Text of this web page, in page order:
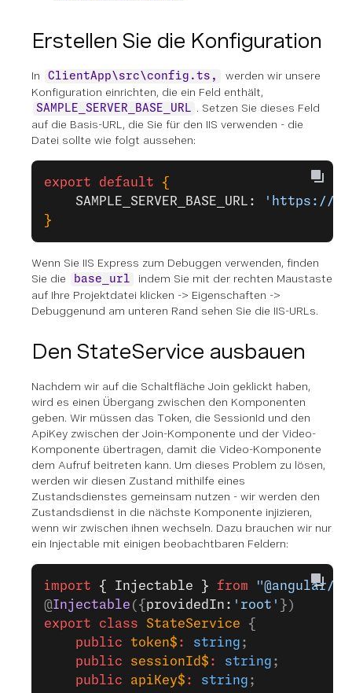
Erstellen Sie die Konfiguration
In ClientApp\src\config.ts,
werden wir unsere
Konfiguration einrichten, die ein Feld enthält,
SAMPLE_SERVER_BASE_URL . Setzen Sie dieses Feld
auf die Basis-URL, die Sie für den IIS verwenden - die
Datei sollte wie folgt aussehen:
export default {
    SAMPLE_SERVER_BASE_URL:
'https://
}
Wenn Sie IIS Express zum Debuggen verwenden, finden
Sie die
base_url
indem Sie mit der rechten Maustaste
auf Ihre Projektdatei klicken -> Eigenschaften ->
Debuggenund am unteren Rand sehen Sie die IIS-URLs.
Den StateService ausbauen
Nachdem wir auf die Schaltfläche Join geklickt haben,
wird es einen Übergang zwischen den Komponenten
geben. Wir müssen das Token, die SessionId und den
ApiKey zwischen der Join-Komponente und der Video-
Komponente übertragen, damit die Video-Komponente
dem Aufruf beitreten kann. Um dieses Problem zu lösen,
werden wir diesen Zustand mithilfe eines
Zustandsdienstes gemeinsam nutzen - wir werden den
Zustandsdienst in die nächste Komponente injizieren,
wenn wir zwischen ihnen wechseln. Dazu brauchen wir nur
ein Injectable mit einigen beobachtbaren Feldern:
import { Injectable } from "@angular/
@Injectable ({ providedIn: 'root' })
export class StateService {
    public
token$ : string ;
    public
sessionId$ : string ;
    public
apiKey$ : string ;